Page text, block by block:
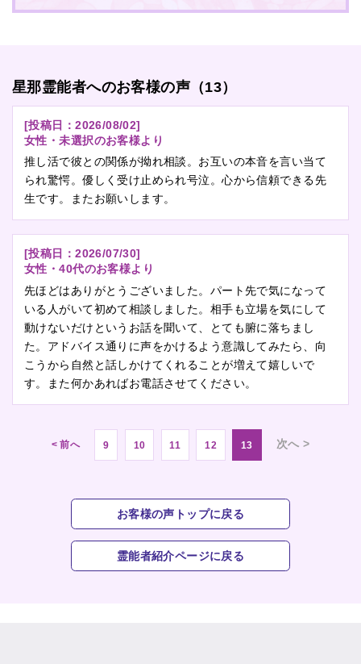
星那霊能者へのお客様の声（13）
[投稿日：2026/08/02]
女性・未選択のお客様より
推し活で彼との関係が拗れ相談。お互いの本音を言い当て
られ驚愕。優しく受け止められ号泣。心から信頼できる先
生です。またお願いします。
[投稿日：2026/07/30]
女性・40代のお客様より
先ほどはありがとうございました。パート先で気になって
いる人がいて初めて相談しました。相手も立場を気にして
動けないだけというお話を聞いて、とても腑に落ちまし
た。アドバイス通りに声をかけるよう意識してみたら、向
こうから自然と話しかけてくれることが増えて嬉しいで
す。また何かあればお電話させてください。
< 前へ 9 10 11 12 13 次へ >
お客様の声トップに戻る
霊能者紹介ページに戻る